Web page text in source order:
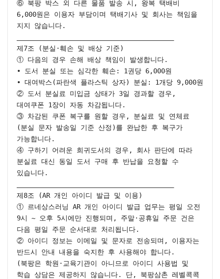
⑥ 북팡 박스 외 다른 물품 발송 시, 왕복 택배비
6,000원은 이용자 부담이며 택배기사 및 회사는 책임을
지지 않습니다.
제7조 (분실·훼손 및 배상 기준)
① 다음의 경우 손해 배상 책임이 발생합니다.
• 도서 분실 또는 심각한 훼손: 1권당 6,000원
• 대여박스(파란색 플라스틱 상자) 분실: 1개당 9,000원
② 도서 분실료 미입금 상태가 3일 경과할 경우,
대여쿠폰 1장이 자동 차감됩니다.
③ 차감된 쿠폰 복구를 원할 경우, 분실료 및 연체료
(분실 문자 발송일 기준 산정)를 완납한 후 복구가
가능합니다.
④ 구하기 어려운 희귀도서의 경우, 회사 판단에 따라
분실료 대신 동일 도서 구매 후 반납을 요청할 수
있습니다.
제8조 (AR 개인 아이디 발급 및 이용)
① 르네상스러닝 AR 개인 아이디 발급 업무는 평일 오전
9시 ~ 오후 5시에만 진행되며, 주말·공휴일 주문 건은
다음 평일 주문 순서대로 처리됩니다.
② 아이디 정보는 이메일 및 문자로 전송되며, 이용자는
반드시 안내 내용을 숙지한 후 사용해야 합니다.
(북팡은 학원·교육기관이 아니므로 아이디 사용법 및
학습 상담은 제공하지 않습니다. 단, 북팡삼촌 레벨콕콕